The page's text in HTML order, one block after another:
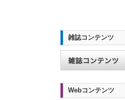
雑誌コンテンツ
Webコンテンツ